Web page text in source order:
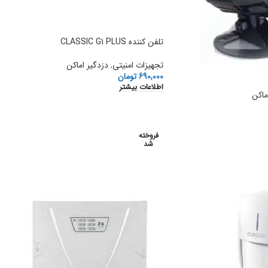
تلفن کننده CLASSIC G1 PLUS
تجهیزات امنیتی,دزدگیر اماکن
690,000تومان
اطلاعات بیشتر
فروخته
شد